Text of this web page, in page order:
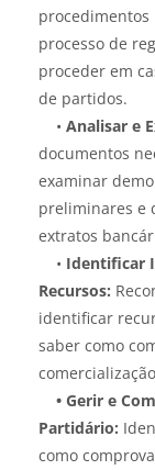
procedimentos
processo de
proceder em
de partidos.
• Analisar e
documentos
examinar
preliminares e
extratos
• Identificar
Recursos:
identificar
saber como
• Gerir e
Partidário:
como